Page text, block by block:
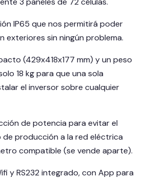
IP65 que nos permitirá poder
exteriores sin ningún problema.
(429x418x177 mm) y un peso
18 kg para que una sola
el inversor sobre cualquier
de potencia para evitar el
producción a la red eléctrica
compatible (se vende aparte).
y RS232 integrado, con App para